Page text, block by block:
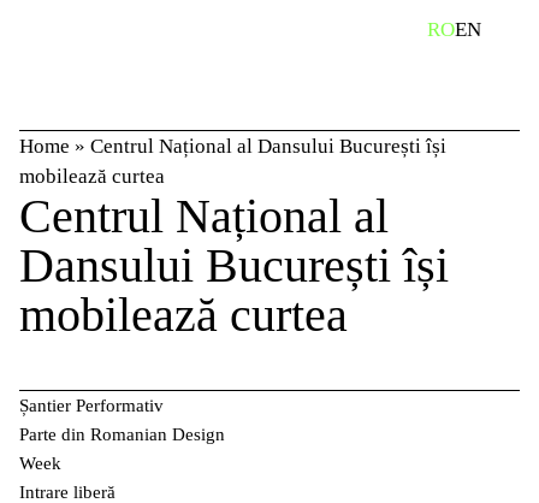
ROEN
Home » Centrul Național al Dansului București își
mobilează curtea
Centrul Național al
Dansului București își
mobilează curtea
Șantier Performativ
Parte din Romanian Design
Week
Intrare liberă